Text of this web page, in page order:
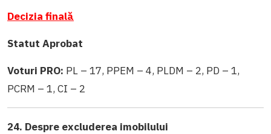
Decizia finală
Statut Aprobat
Voturi PRO: PL – 17, PPEM – 4, PLDM – 2, PD – 1,
PCRM – 1, CI – 2
24. Despre excluderea imobilului